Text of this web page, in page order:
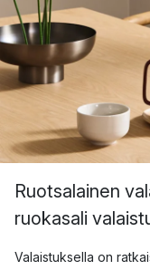
Ruotsalainen
ruokasali
Valaistuksella on